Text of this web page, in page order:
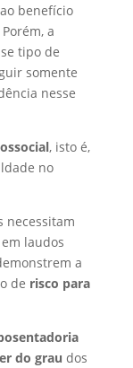
benefício
a
tipo de
somente
nesse
, isto é,
no
necessitam
laudos
a
de risco para
do grau dos